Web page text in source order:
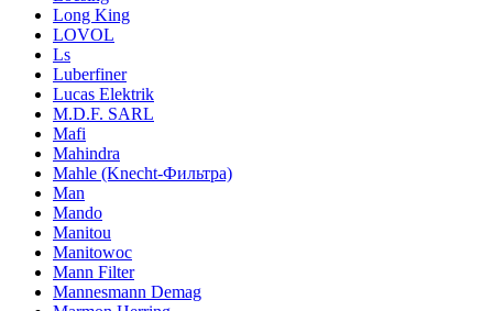
Long King
LOVOL
Ls
Luberfiner
Lucas Elektrik
M.D.F. SARL
Mafi
Mahindra
Mahle (Knecht-Фильтра)
Man
Mando
Manitou
Manitowoc
Mann Filter
Mannesmann Demag